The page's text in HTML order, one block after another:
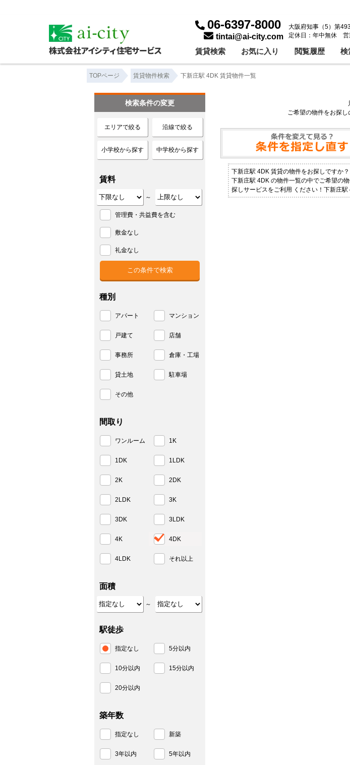
06-6397-8000
tintai@ai-city.com
大阪府知事（5）第
定休日：年中無休 営
賃貸検索 お気に入り 閲覧履歴 検
TOPページ 賃貸物件検索 下新庄駅 4DK 賃貸物件一覧
ご希望の物件をお探し
下新庄駅 4DK 賃貸の物件をお探しですか
下新庄駅 4DK の物件一覧の中でご希望の
探しサービスをご利用 ください！下新庄
検索条件の変更
エリアで絞る 沿線で絞る
小学校から探す 中学校から探す
賃料
～
管理費・共益費を含む
敷金なし
礼金なし
種別
アパート マンション
戸建て 店舗
事務所 倉庫・工場
貸土地 駐車場
その他
間取り
ワンルーム 1K
1DK 1LDK
2K 2DK
2LDK 3K
3DK 3LDK
4K 4DK
4LDK それ以上
面積
～
駅徒歩
指定なし 5分以内
10分以内 15分以内
20分以内
築年数
指定なし 新築
3年以内 5年以内